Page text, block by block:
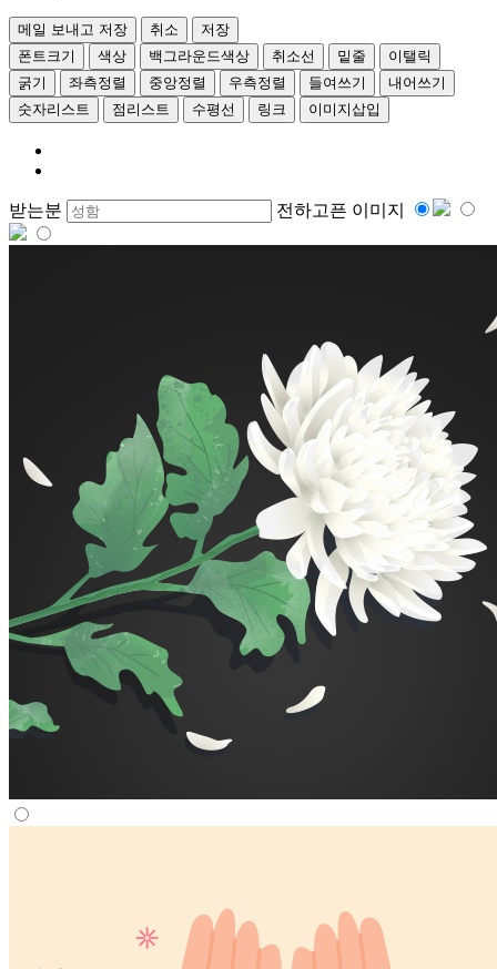
폰트크기 색상 백그라운드색상 취소선 밑줄
이탤릭
굵기
좌측정렬 중앙정렬 우측정렬 들여쓰기
내어쓰기
숫자리스트
점리스트 수평선 링크 이미지삽입
받는분 전하고픈 이미지